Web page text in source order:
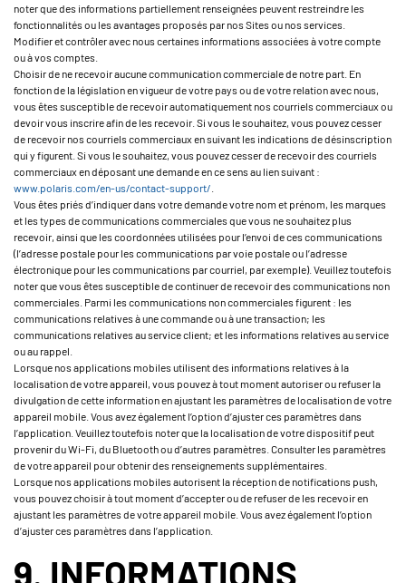
noter que des informations partiellement renseignées peuvent restreindre les
fonctionnalités ou les avantages proposés par nos Sites ou nos services.
Modifier et contrôler avec nous certaines informations associées à votre compte
ou à vos comptes.
Choisir de ne recevoir aucune communication commerciale de notre part. En
fonction de la législation en vigueur de votre pays ou de votre relation avec nous,
vous êtes susceptible de recevoir automatiquement nos courriels commerciaux ou
devoir vous inscrire afin de les recevoir. Si vous le souhaitez, vous pouvez cesser
de recevoir nos courriels commerciaux en suivant les indications de désinscription
qui y figurent. Si vous le souhaitez, vous pouvez cesser de recevoir des courriels
commerciaux en déposant une demande en ce sens au lien suivant :
www.polaris.com/en-us/contact-support/
Vous êtes priés d’indiquer dans votre demande votre nom et prénom, les marques
et les types de communications commerciales que vous ne souhaitez plus
recevoir, ainsi que les coordonnées utilisées pour l’envoi de ces communications
(l’adresse postale pour les communications par voie postale ou l’adresse
électronique pour les communications par courriel, par exemple). Veuillez toutefois
noter que vous êtes susceptible de continuer de recevoir des communications non
commerciales. Parmi les communications non commerciales figurent : les
communications relatives à une commande ou à une transaction; les
communications relatives au service client; et les informations relatives au service
ou au rappel.
Lorsque nos applications mobiles utilisent des informations relatives à la
localisation de votre appareil, vous pouvez à tout moment autoriser ou refuser la
divulgation de cette information en ajustant les paramètres de localisation de votre
appareil mobile. Vous avez également l’option d’ajuster ces paramètres dans
l’application. Veuillez toutefois noter que la localisation de votre dispositif peut
provenir du Wi-Fi, du Bluetooth ou d’autres paramètres. Consulter les paramètres
de votre appareil pour obtenir des renseignements supplémentaires.
Lorsque nos applications mobiles autorisent la réception de notifications push,
vous pouvez choisir à tout moment d’accepter ou de refuser de les recevoir en
ajustant les paramètres de votre appareil mobile. Vous avez également l’option
d’ajuster ces paramètres dans l’application.
9. INFORMATIONS